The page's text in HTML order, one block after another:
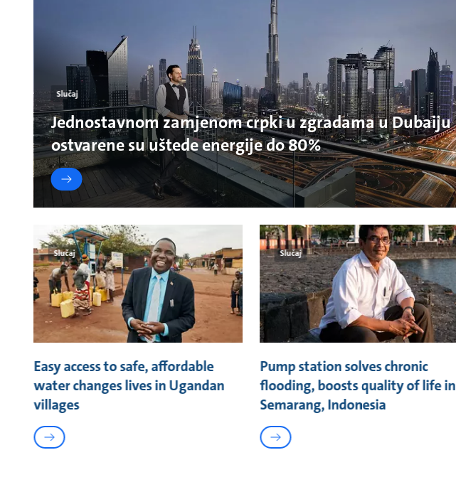
Slučaj
Jednostavnom zamjenom crpki u zgradama u Dubaiju
ostvarene su uštede energije do 80%
Slučaj
Easy access to safe, affordable
water changes lives in Ugandan
villages
Slučaj
Pump station solves chronic
flooding, boosts quality of life in
Semarang, Indonesia